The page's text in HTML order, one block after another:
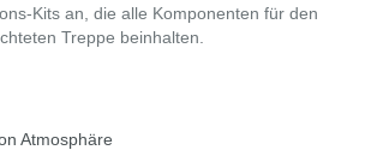
Kits an, die alle Komponenten für den
Treppe beinhalten.
Atmosphäre